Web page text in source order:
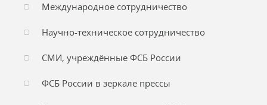
Международное сотрудничество
Научно-техническое сотрудничество
СМИ, учреждённые ФСБ России
ФСБ России в зеркале прессы